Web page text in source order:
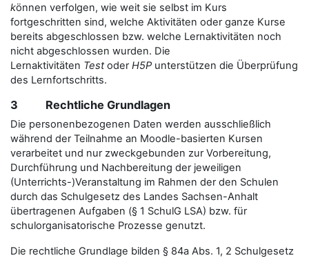
können verfolgen, wie weit sie selbst im Kurs
fortgeschritten sind, welche Aktivitäten oder ganze Kurse
bereits abgeschlossen bzw. welche Lernaktivitäten noch
nicht abgeschlossen wurden. Die
Lernaktivitäten TestoderH5P unterstützen die Überprüfung
des Lernfortschritts.
3 Rechtliche Grundlagen
Die personenbezogenen Daten werden ausschließlich
während der Teilnahme an Moodle-basierten Kursen
verarbeitet und nur zweckgebunden zur Vorbereitung,
Durchführung und Nachbereitung der jeweiligen
(Unterrichts-)Veranstaltung im Rahmen der den Schulen
durch das Schulgesetz des Landes Sachsen-Anhalt
übertragenen Aufgaben (§ 1 SchulG LSA) bzw. für
schulorganisatorische Prozesse genutzt.
Die rechtliche Grundlage bilden § 84a Abs. 1, 2 Schulgesetz